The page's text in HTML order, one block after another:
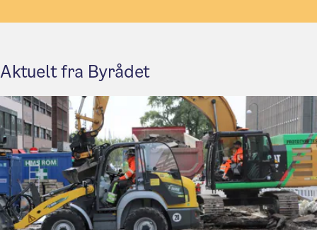
Aktuelt fra Byrådet